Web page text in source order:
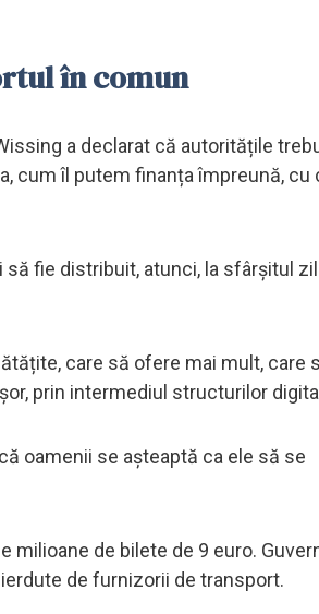
în comun
a declarat că autoritățile
cum îl putem finanța împreună, cu
fie distribuit, atunci, la sfârșitul
care să ofere mai mult, care
prin intermediul structurilor
oamenii se așteaptă ca ele să se
de bilete de 9 euro.
de furnizorii de transport.